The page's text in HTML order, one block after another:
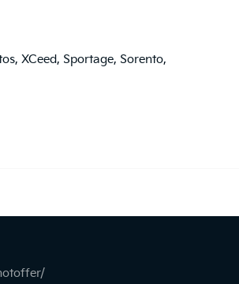
, XCeed, Sportage, Sorento,